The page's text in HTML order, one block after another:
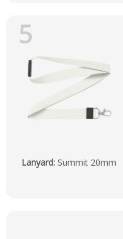
5
Lanyard: Summit 20mm